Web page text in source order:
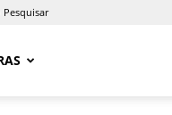
Pesquisar